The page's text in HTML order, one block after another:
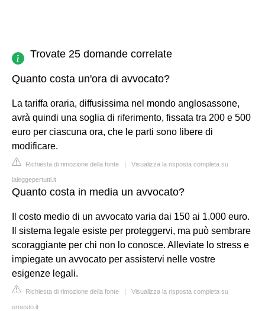
Trovate 25 domande correlate
Quanto costa un'ora di avvocato?
La tariffa oraria, diffusissima nel mondo anglosassone,
avrà quindi una soglia di riferimento, fissata tra 200 e 500
euro per ciascuna ora, che le parti sono libere di
modificare.
Richiesta di rimozione della fonte | Visualizza la risposta completa su
laleggepertutti.it
Quanto costa in media un avvocato?
Il costo medio di un avvocato varia dai 150 ai 1.000 euro.
Il sistema legale esiste per proteggervi, ma può sembrare
scoraggiante per chi non lo conosce. Alleviate lo stress e
impiegate un avvocato per assistervi nelle vostre
esigenze legali.
Richiesta di rimozione della fonte | Visualizza la risposta completa su
ernesto.it